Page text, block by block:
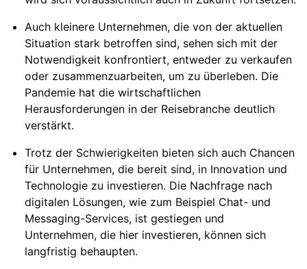
Auch kleinere Unternehmen, die von der aktuellen
Situation stark betroffen sind, sehen sich mit der
Notwendigkeit konfrontiert, entweder zu verkaufen
oder zusammenzuarbeiten, um zu überleben. Die
Pandemie hat die wirtschaftlichen
Herausforderungen in der Reisebranche deutlich
verstärkt.
Trotz der Schwierigkeiten bieten sich auch Chancen
für Unternehmen, die bereit sind, in Innovation und
Technologie zu investieren. Die Nachfrage nach
digitalen Lösungen, wie zum Beispiel Chat- und
Messaging-Services, ist gestiegen und
Unternehmen, die hier investieren, können sich
langfristig behaupten.